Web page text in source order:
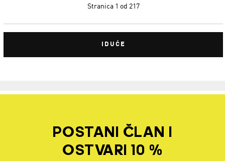
Stranica 1 od 217
IDUĆE
POSTANI ČLAN I
OSTVARI 10 %